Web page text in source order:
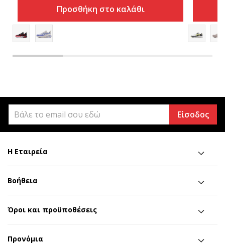
Προσθήκη στο καλάθι
Είσοδος
Η Εταιρεία
Βοήθεια
Όροι και προϋποθέσεις
Προνόμια